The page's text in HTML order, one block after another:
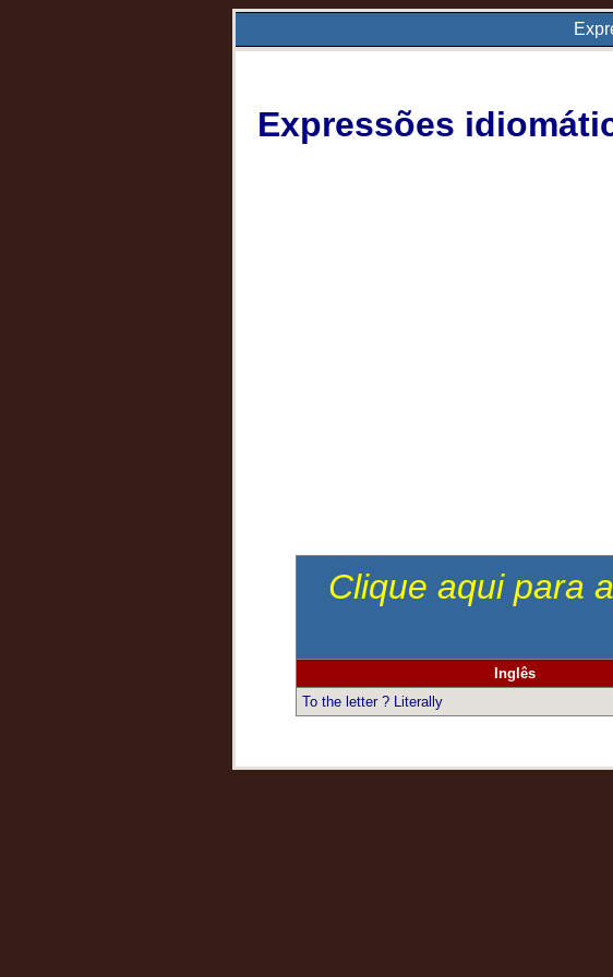
Expressões
Clique aqui para
Inglês
To the letter ? Literally